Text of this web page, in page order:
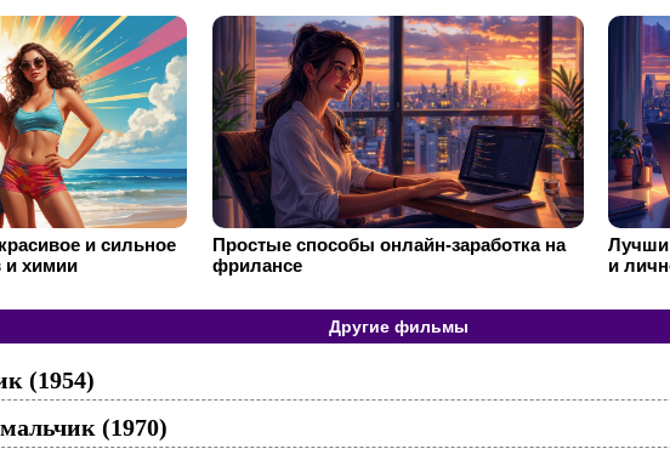
и сильное
и химии
Простые способы онлайн-заработка на
фрилансе
и
Другие фильмы
(1954)
(1970)